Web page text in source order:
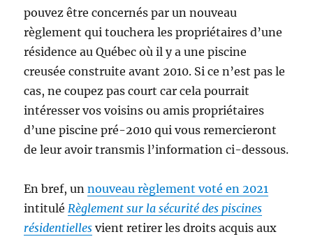
pouvez être concernés par un nouveau
règlement qui touchera les propriétaires d’une
résidence au Québec où il y a une piscine
creusée construite avant 2010. Si ce n’est pas le
cas, ne coupez pas court car cela pourrait
intéresser vos voisins ou amis propriétaires
d’une piscine pré-2010 qui vous remercieront
de leur avoir transmis l’information ci-dessous.
En bref, unnouveau règlement voté en 2021
intitulé Règlement sur la sécurité des piscines
résidentielles vient retirer les droits acquis aux